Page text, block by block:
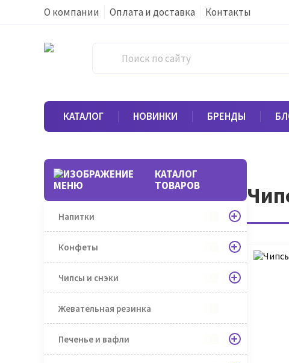
О компании Оплата и доставка Контакты
КАТАЛОГ НОВИНКИ БРЕНДЫ
КАТАЛОГ
ТОВАРОВ
Напитки
Конфеты
Чипсы и снэки
Жевательная резинка
Печенье и вафли